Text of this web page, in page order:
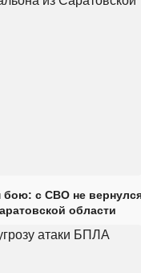
с СВО не
области